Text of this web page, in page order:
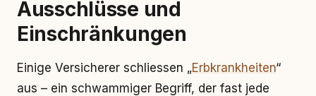
Ausschlüsse und
Einschränkungen
Einige Versicherer schliessen „Erbkrankheiten“
aus – ein schwammiger Begriff, der fast jede